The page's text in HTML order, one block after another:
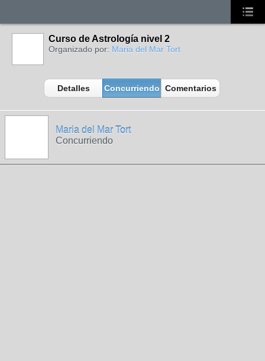
Curso de Astrología nivel 2
Organizado por: Maria del Mar Tort
Detalles Concurriendo Comentarios
Maria del Mar Tort
Concurriendo